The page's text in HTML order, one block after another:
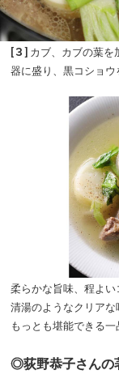
[３] カブ、カブの葉を
器に盛り、黒コショウ
柔らかな旨味、程よ
清湯のようなクリア
もっとも堪能できる一
◎荻野恭子さんの